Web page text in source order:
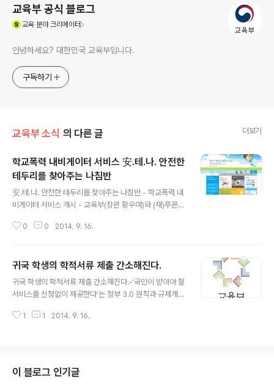
교육부 공식 블로그
교육분야 크리에이터
안녕하세요? 대한민국 교육부입니다.
구독하기
교육부 소식 의 다른 글 더보기
학교폭력 내비게이터 서비스 安.테.나. 안전한
테두리를 찾아주는 나침반
安.테.나. 안전한 테두리를 찾아주는 나침반 - 학교폭력 내
비게이터 서비스 개시 - 교육부(장관 황우여)와 (재)푸른나
제공하는 ‘학교폭력 내비게이터 서비스’를 운영한다고 밝
학생, 학부모, 학교(교사) 등 수요자에게 맞추어 제공하는
온라인 기반 원클릭 서비스입니다. ‘학교폭력 내비게이
터’는 교육부에서 운영하고 있는 ‘학교폭력종합포털(htt
다. 학교폭력종합포털(stopbullying)은 그간 정책 소개,
0 0 2014. 9. 16.
귀국 학생의 학적서류 제출 간소해진다.
귀국 학생의 학적서류 제출 간소해진다.-‘국민이 받아야 할
서비스를 신청없이 제공한다’는 정부 3.0 원칙과 규제개혁
민이 받아야 할 서비스를 신청없이 제공한다’는 정부 3.0
s)에 유학하는 학생을 위한 서류처리 절차도 간소화한다고
밝혔습니다. 교육부는 그간 귀국 학생이 국내학교에 편입
1 1 2014. 9. 16.
이 블로그 인기글